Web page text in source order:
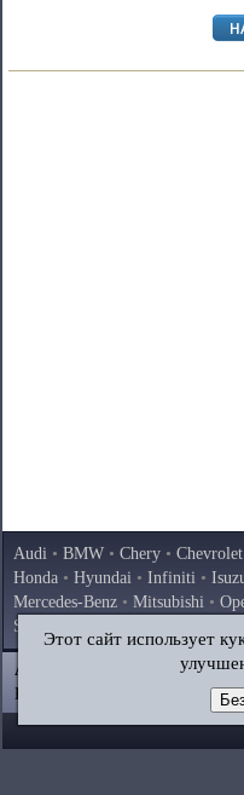
Audi • BMW • Chery • Chevrolet
Honda • Hyundai • Infiniti •
Mercedes-Benz • Mitsubishi •
Skoda
AutoInstruction.ru ©
Карта сайта
Контакты
Этот сайт использует